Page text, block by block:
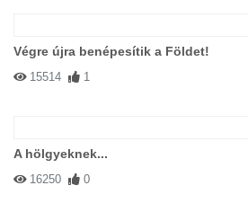
Végre újra benépesítik a Földet!
15514 1
A hölgyeknek...
16250 0